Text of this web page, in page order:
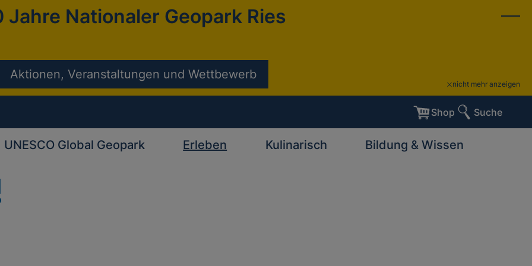
Jahre Nationaler Geopark Ries
Aktionen, Veranstaltungen und Wettbewerb
nicht mehr anzeigen
Shop Suche
UNESCO Global Geopark Erleben Kulinarisch Bildung & Wissen